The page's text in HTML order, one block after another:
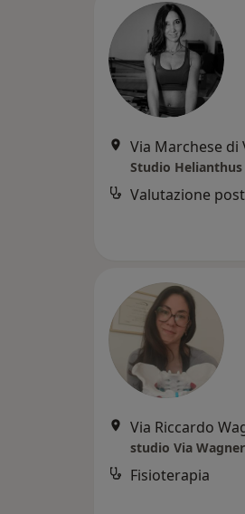
Studio Helianthus
Valutazione
Via Riccardo
studio Via Wagner
Fisioterapia